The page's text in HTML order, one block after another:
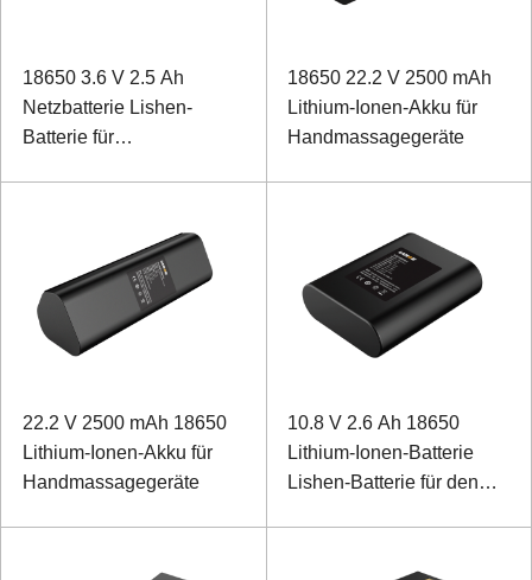
18650 3.6 V 2.5 Ah
Netzbatterie Lishen-
Batterie für
18650 22.2 V 2500 mAh
Lithium-Ionen-Akku für
Handmassagegeräte
22.2 V 2500 mAh 18650
Lithium-Ionen-Akku für
Handmassagegeräte
10.8 V 2.6 Ah 18650
Lithium-Ionen-Batterie
Lishen-Batterie für den